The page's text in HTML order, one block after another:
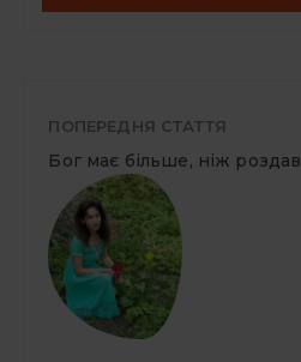
ПОПЕРЕДНЯ СТАТТЯ
Бог має більше, ніж роздав